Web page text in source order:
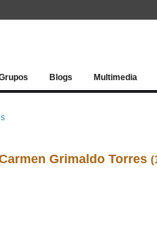
Blogs Multimedia
Grimaldo Torres